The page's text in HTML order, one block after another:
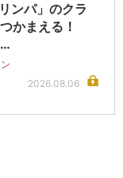
ンパ」のクラ
かまえる！
…
2026.08.06